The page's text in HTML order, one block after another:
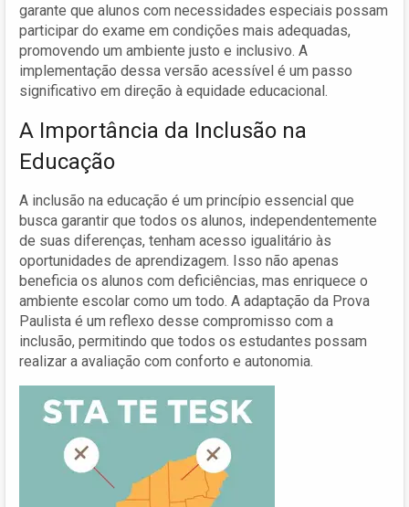
garante que alunos com necessidades especiais possam
participar do exame em condições mais adequadas,
promovendo um ambiente justo e inclusivo. A
implementação dessa versão acessível é um passo
significativo em direção à equidade educacional.
A Importância da Inclusão na
Educação
A inclusão na educação é um princípio essencial que
busca garantir que todos os alunos, independentemente
de suas diferenças, tenham acesso igualitário às
oportunidades de aprendizagem. Isso não apenas
beneficia os alunos com deficiências, mas enriquece o
ambiente escolar como um todo. A adaptação da Prova
Paulista é um reflexo desse compromisso com a
inclusão, permitindo que todos os estudantes possam
realizar a avaliação com conforto e autonomia.